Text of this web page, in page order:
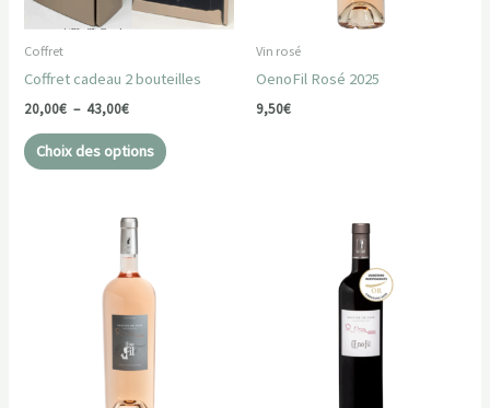
Coffret
Coffret cadeau 2 bouteilles
20,00€ – 43,00€
Choix des options
peuvent
être
sur
du
Vin rosé
OenoFil Rosé 2025
9,50€